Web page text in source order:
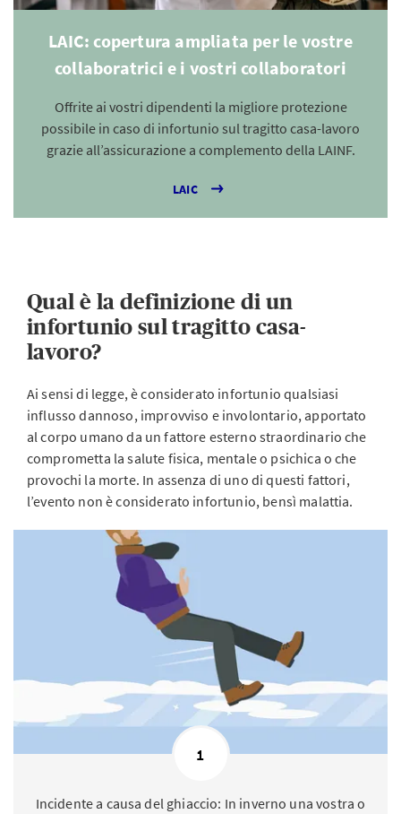
LAIC: copertura ampliata per le vostre
collaboratrici e i vostri collaboratori
Offrite ai vostri dipendenti la migliore protezione
possibile in caso di infortunio sul tragitto casa-lavoro
grazie all’assicurazione a complemento della LAINF.
LAIC
Qual è la definizione di un
infortunio sul tragitto casa-
lavoro?
Ai sensi di legge, è considerato infortunio qualsiasi
influsso dannoso, improvviso e involontario, apportato
al corpo umano da un fattore esterno straordinario che
comprometta la salute fisica, mentale o psichica o che
provochi la morte. In assenza di uno di questi fattori,
l’evento non è considerato infortunio, bensì malattia.
1
Incidente a causa del ghiaccio: In inverno una vostra o